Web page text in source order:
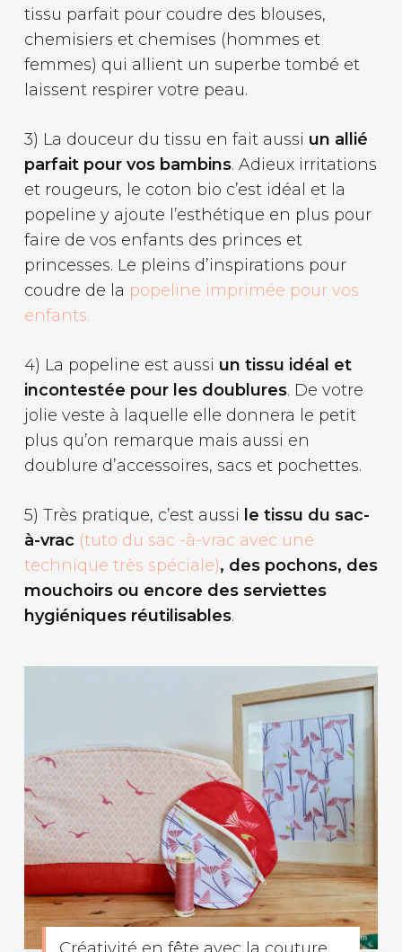
tissu parfait pour coudre des blouses,
chemisiers et chemises (hommes et
femmes) qui allient un superbe tombé et
laissent respirer votre peau.
3) La douceur du tissu en fait aussi un allié
parfait pour vos bambins. Adieux irritations
et rougeurs, le coton bio c’est idéal et la
popeline y ajoute l’esthétique en plus pour
faire de vos enfants des princes et
princesses. Le pleins d’inspirations pour
coudre de la popeline imprimée pour vos
enfants.
4) La popeline est aussi un tissu idéal et
incontestée pour les doublures. De votre
jolie veste à laquelle elle donnera le petit
plus qu’on remarque mais aussi en
doublure d’accessoires, sacs et pochettes.
5) Très pratique, c’est aussi le tissu du sac-
à-vrac (tuto du sac -à-vrac avec une
technique très spéciale), des pochons, des
mouchoirs ou encore des serviettes
hygiéniques réutilisables.